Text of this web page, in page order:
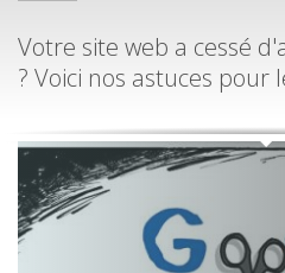
Votre site web a cessé
? Voici nos astuces pour